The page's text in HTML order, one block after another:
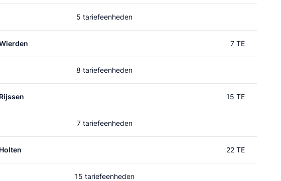
5 tariefeenheden
7 TE
8 tariefeenheden
Rijssen 15 TE
7 tariefeenheden
Holten 22 TE
15 tariefeenheden